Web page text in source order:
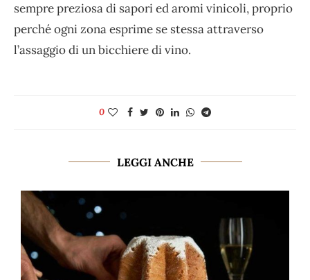
sempre preziosa di sapori ed aromi vinicoli, proprio
perché ogni zona esprime se stessa attraverso
l’assaggio di un bicchiere di vino.
0
LEGGI ANCHE